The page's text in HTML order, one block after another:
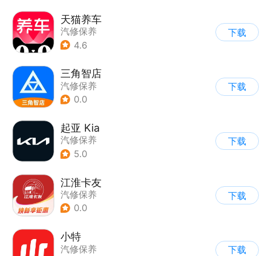
天猫养车
汽修保养
4.6
下载
三角智店
汽修保养
0.0
下载
起亚 Kia
汽修保养
5.0
下载
江淮卡友
汽修保养
0.0
下载
小特
汽修保养
下载